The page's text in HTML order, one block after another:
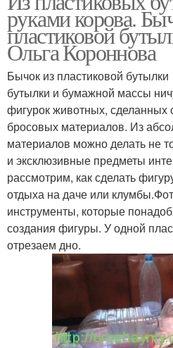
руками корова.
пластиковой
Ольга Короннова
Бычок из пластиковой
бутылки и бумажной массы
фигурок животных, сделанных
бросовых материалов. Из
материалов можно делать не
и эксклюзивные предметы
рассмотрим, как сделать
отдыха на даче или
инструменты, которые
создания фигуры. У одной
отрезаем дно.